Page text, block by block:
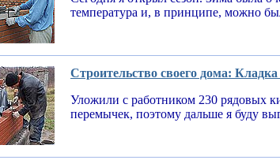
температура и, в принципе, можно
Строительство своего дома:
Уложили с работником 230 рядовых
перемычек, поэтому дальше я буду